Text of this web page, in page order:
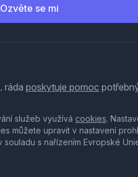
Ozvěte se mi
ráda poskytuje pomoc
služeb využívá cookies.
můžete upravit v nastavení
s nařízením Evropské